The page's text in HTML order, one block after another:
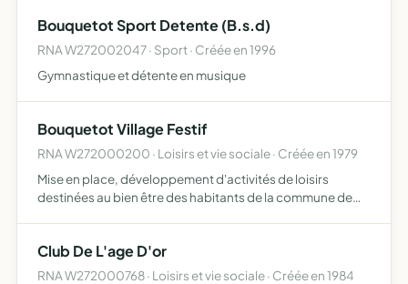
Bouquetot Sport Detente (B.s.d)
RNA W272002047 · Sport · Créée en 1996
Gymnastique et détente en musique
Bouquetot Village Festif
RNA W272000200 · Loisirs et vie sociale · Créée en 1979
Mise en place, développement d'activités de loisirs
destinées au bien être des habitants de la commune de
commune…
Club De L'age D'or
RNA W272000768 · Loisirs et vie sociale · Créée en 1984